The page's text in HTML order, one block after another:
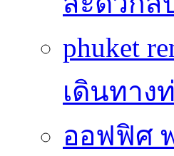
phuket
เดินทาง
ออฟฟิศ